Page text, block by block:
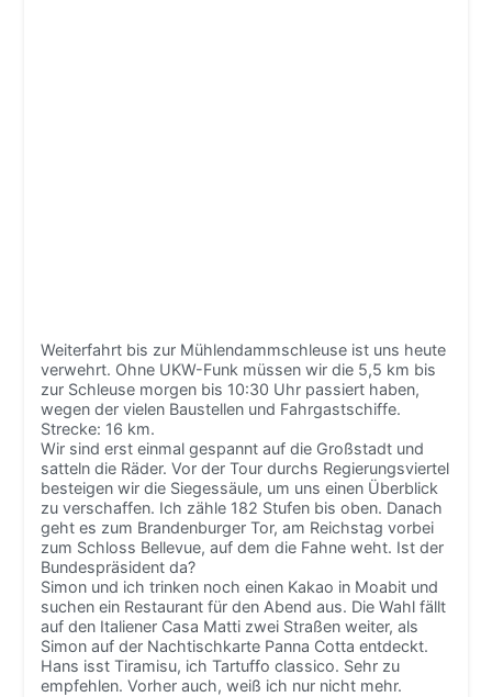
Weiterfahrt bis zur Mühlendammschleuse ist uns heute
verwehrt. Ohne UKW-Funk müssen wir die 5,5 km bis
zur Schleuse morgen bis 10:30 Uhr passiert haben,
wegen der vielen Baustellen und Fahrgastschiffe.
Strecke: 16 km.
Wir sind erst einmal gespannt auf die Großstadt und
satteln die Räder. Vor der Tour durchs Regierungsviertel
besteigen wir die Siegessäule, um uns einen Überblick
zu verschaffen. Ich zähle 182 Stufen bis oben. Danach
geht es zum Brandenburger Tor, am Reichstag vorbei
zum Schloss Bellevue, auf dem die Fahne weht. Ist der
Bundespräsident da?
Simon und ich trinken noch einen Kakao in Moabit und
suchen ein Restaurant für den Abend aus. Die Wahl fällt
auf den Italiener Casa Matti zwei Straßen weiter, als
Simon auf der Nachtischkarte Panna Cotta entdeckt.
Hans isst Tiramisu, ich Tartuffo classico. Sehr zu
empfehlen. Vorher auch, weiß ich nur nicht mehr.